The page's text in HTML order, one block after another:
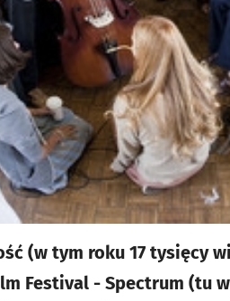
(w tym roku 17 tysięcy
Festival - Spectrum (tu